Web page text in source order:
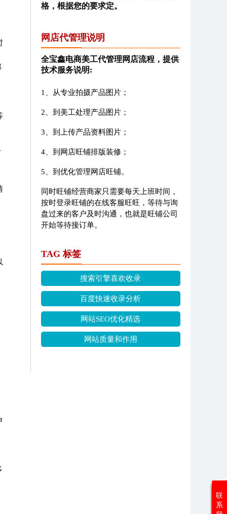
格，根据您的要求定。
网店代管理说明
全宝鑫电商美工代管理网店流程，提供
技术服务说明:
1、从专业拍摄产品图片；
2、到美工处理产品图片；
3、到上传产品资料图片；
4、到网店旺铺排版装修；
5、到优化管理网店旺铺。
同时旺铺经营商家只需要每天上班时间，
按时登录旺铺的在线客服旺旺，等待与询
盘过来的客户及时沟通，也就是旺铺公司
开始等待接订单。
TAG 标签
搜索引擎喜欢收录
百度快速收录分析
网站SEO优化精选
网站质量和作用
联
系